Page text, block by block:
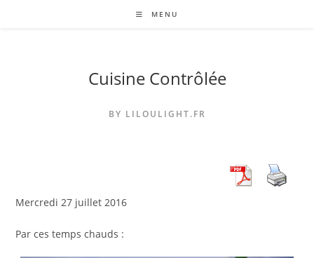
MENU
Cuisine Contrôlée
BY LILOULIGHT.FR
Mercredi 27 juillet 2016
Par ces temps chauds :